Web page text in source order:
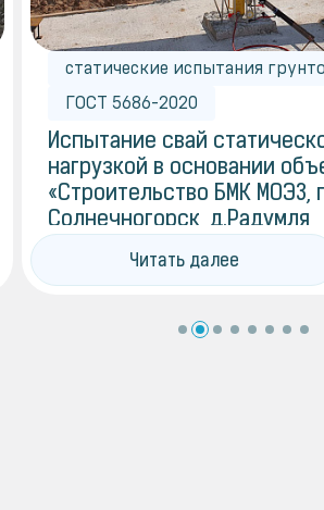
статические испытания
ГОСТ 5686-2020
Испытание свай
нагрузкой в основании
«Строительство БМК МОЭЗ,
Солнечногорск, д.Радумля,
мкр.Механического завода
Испытание свай статической
мкр.Механического завода №1»
Читать далее